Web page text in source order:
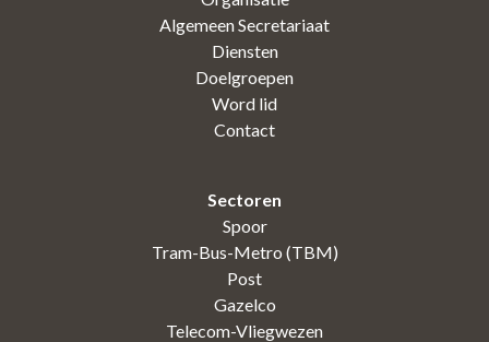
Algemeen Secretariaat
Diensten
Doelgroepen
Word lid
Contact
Sectoren
Spoor
Tram-Bus-Metro (TBM)
Post
Gazelco
Telecom-Vliegwezen